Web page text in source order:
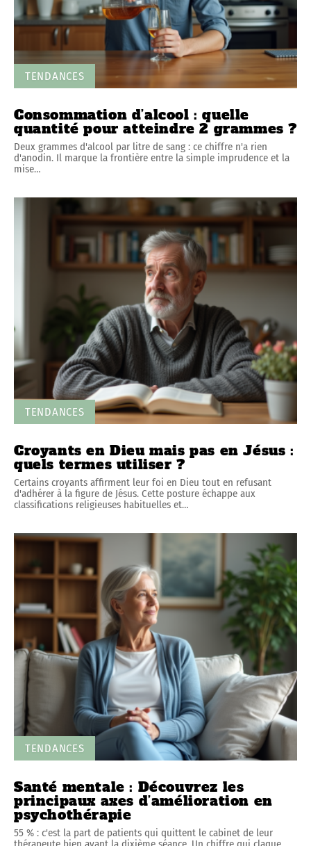
TENDANCES
Consommation d’alcool : quelle
quantité pour atteindre 2 grammes ?
Deux grammes d'alcool par litre de sang : ce chiffre n'a rien
d'anodin. Il marque la frontière entre la simple imprudence et la
mise…
TENDANCES
Croyants en Dieu mais pas en Jésus :
quels termes utiliser ?
Certains croyants affirment leur foi en Dieu tout en refusant
d'adhérer à la figure de Jésus. Cette posture échappe aux
classifications religieuses habituelles et…
TENDANCES
Santé mentale : Découvrez les
principaux axes d’amélioration en
psychothérapie
55 % : c'est la part de patients qui quittent le cabinet de leur